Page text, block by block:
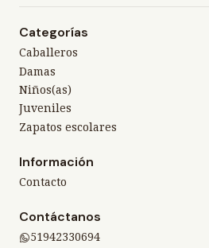
Categorías
Caballeros
Damas
Niños(as)
Juveniles
Zapatos escolares
Información
Contacto
Contáctanos
51942330694